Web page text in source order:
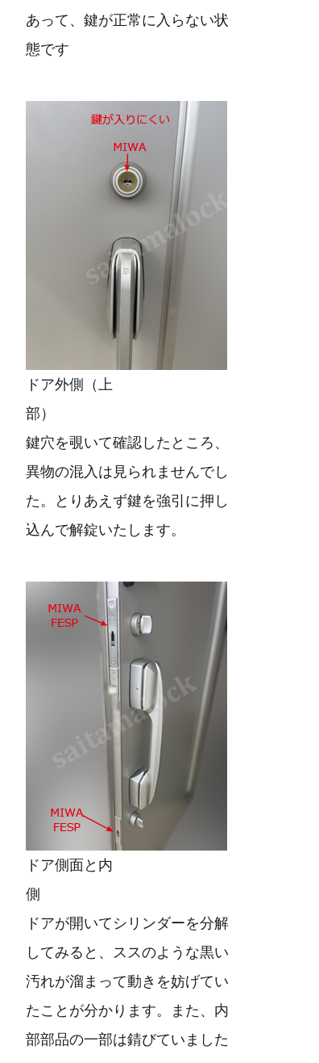
あって、鍵が正常に入らない状
態です
ドア外側（上
部）
鍵穴を覗いて確認したところ、
異物の混入は見られませんでし
た。とりあえず鍵を強引に押し
込んで解錠いたします。
ドア側面と内
ドアが開いてシリンダーを分解
してみると、ススのような黒い
汚れが溜まって動きを妨げてい
たことが分かります。また、内
部部品の一部は錆びていました